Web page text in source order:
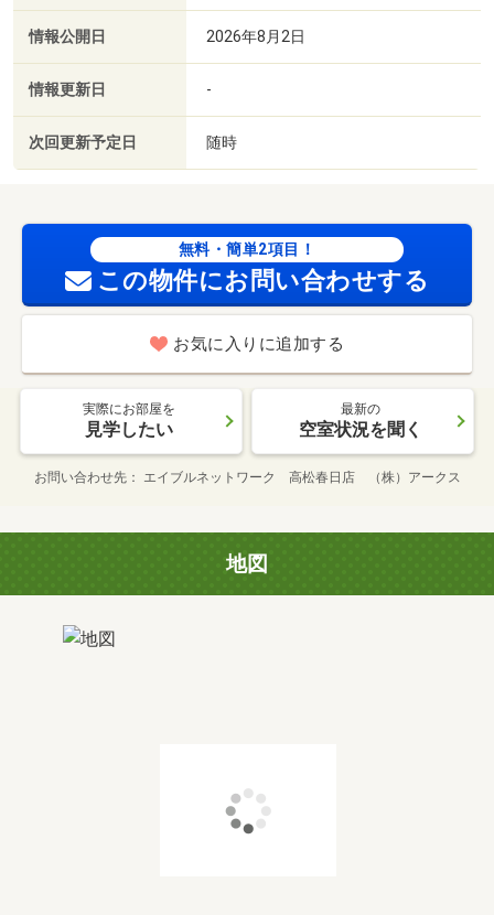
情報公開日 2026年8月2日
情報更新日 -
次回更新予定日 随時
無料・簡単2項目！
この物件にお問い合わせする
お気に入りに追加する
実際にお部屋を
見学したい
最新の
空室状況を聞く
お問い合わせ先 エイブルネットワーク 高松春日店 （株）アークス
地図